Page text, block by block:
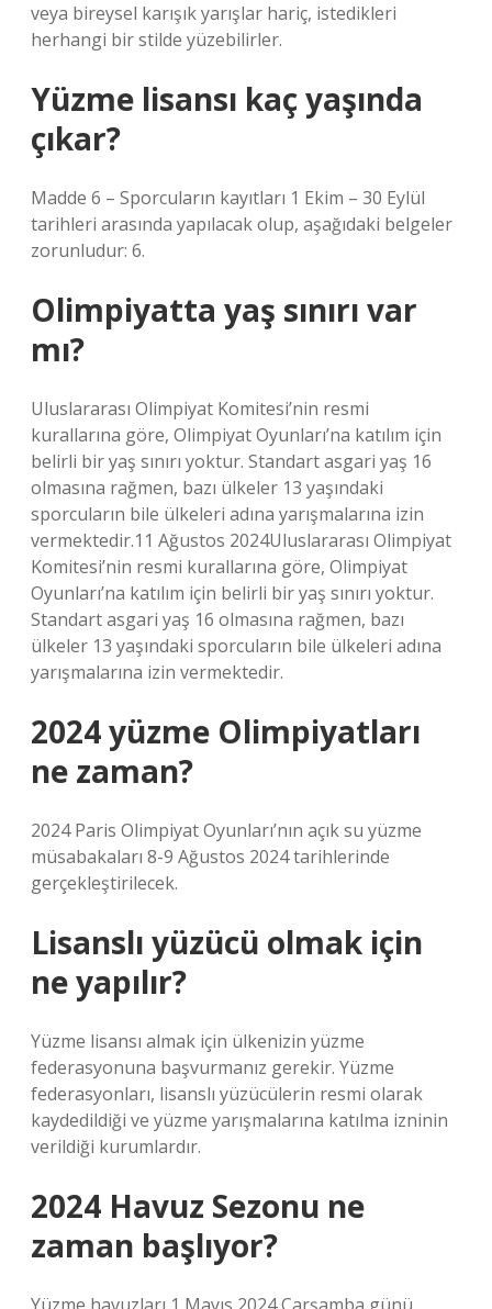
veya bireysel karışık yarışlar hariç, istedikleri
herhangi bir stilde yüzebilirler.
Yüzme lisansı kaç yaşında
çıkar?
Madde 6 – Sporcuların kayıtları 1 Ekim – 30 Eylül
tarihleri ​​arasında yapılacak olup, aşağıdaki belgeler
zorunludur: 6.
Olimpiyatta yaş sınırı var
mı?
Uluslararası Olimpiyat Komitesi’nin resmi
kurallarına göre, Olimpiyat Oyunları’na katılım için
belirli bir yaş sınırı yoktur. Standart asgari yaş 16
olmasına rağmen, bazı ülkeler 13 yaşındaki
sporcuların bile ülkeleri adına yarışmalarına izin
vermektedir.11 Ağustos 2024Uluslararası Olimpiyat
Komitesi’nin resmi kurallarına göre, Olimpiyat
Oyunları’na katılım için belirli bir yaş sınırı yoktur.
Standart asgari yaş 16 olmasına rağmen, bazı
ülkeler 13 yaşındaki sporcuların bile ülkeleri adına
yarışmalarına izin vermektedir.
2024 yüzme Olimpiyatları
ne zaman?
2024 Paris Olimpiyat Oyunları’nın açık su yüzme
müsabakaları 8-9 Ağustos 2024 tarihlerinde
gerçekleştirilecek.
Lisanslı yüzücü olmak için
ne yapılır?
Yüzme lisansı almak için ülkenizin yüzme
federasyonuna başvurmanız gerekir. Yüzme
federasyonları, lisanslı yüzücülerin resmi olarak
kaydedildiği ve yüzme yarışmalarına katılma izninin
verildiği kurumlardır.
2024 Havuz Sezonu ne
zaman başlıyor?